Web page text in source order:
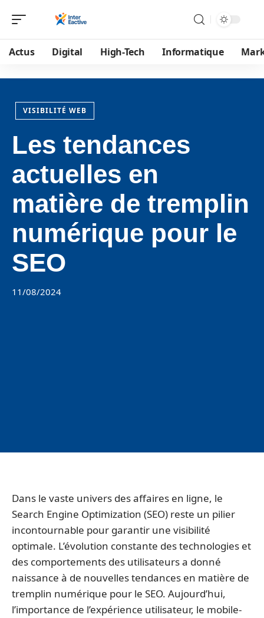
Actus Digital High-Tech Informatique
VISIBILITÉ WEB
Les tendances
actuelles en
matière de tremplin
numérique pour le
SEO
11/08/2024
Dans le vaste univers des affaires en ligne, le
Search Engine Optimization (SEO) reste un pilier
incontournable pour garantir une visibilité
optimale. L’évolution constante des technologies et
des comportements des utilisateurs a donné
naissance à de nouvelles tendances en matière de
tremplin numérique pour le SEO. Aujourd’hui,
l’importance de l’expérience utilisateur, le mobile-